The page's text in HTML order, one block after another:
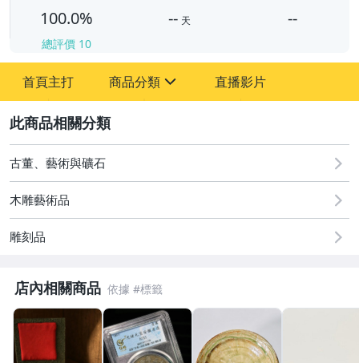
100.0%
總評價 10
-- 天 --
首頁主打 商品分類
圖書/影音/文具
古董、藝術與礦石
玩具、模型與公仔
男性精品與服飾
女裝與服飾配件
手錶與飾品配件
直播影片
古董、藝術與礦石
木雕藝術品
雕刻品
店內相關商品